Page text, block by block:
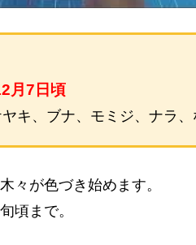
月7日頃
キ、ブナ、モミジ、ナラ、
々が色づき始めます。
頃まで。